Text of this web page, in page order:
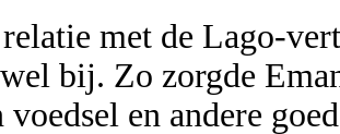
met de Lago-
bij. Zo zorgde
voedsel en andere